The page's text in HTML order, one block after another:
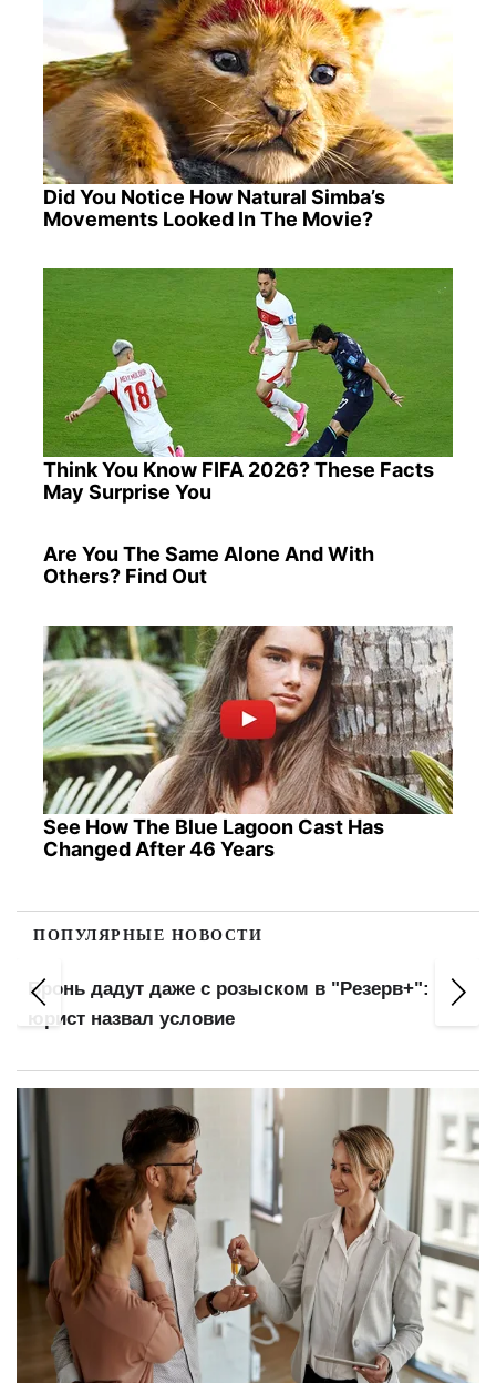
Did You Notice How Natural Simba’s
Movements Looked In The Movie?
Think You Know FIFA 2026? These Facts
May Surprise You
Are You The Same Alone And With
Others? Find Out
See How The Blue Lagoon Cast Has
Changed After 46 Years
ПОПУЛЯРНЫЕ НОВОСТИ
Бронь дадут даже с розыском в "Резерв+":
юрист назвал условие